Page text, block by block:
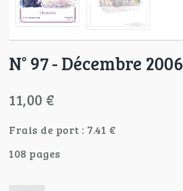
N° 97 - Décembre 2006
11,00 €
Frais de port : 7.41 €
108 pages